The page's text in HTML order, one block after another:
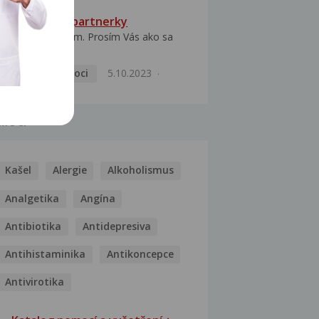
HPV typ 52 u partnerky
Dobrý deň prajem. Prosím Vás ako sa
Pohlavní nemoci
5.10.2023
Kašel Alergie Alkoholismus
Analgetika Angína
Antibiotika Antidepresiva
Antihistaminika Antikoncepce
Antivirotika